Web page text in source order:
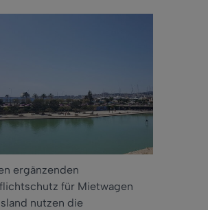
ergänzenden
für Mietwagen
nutzen die